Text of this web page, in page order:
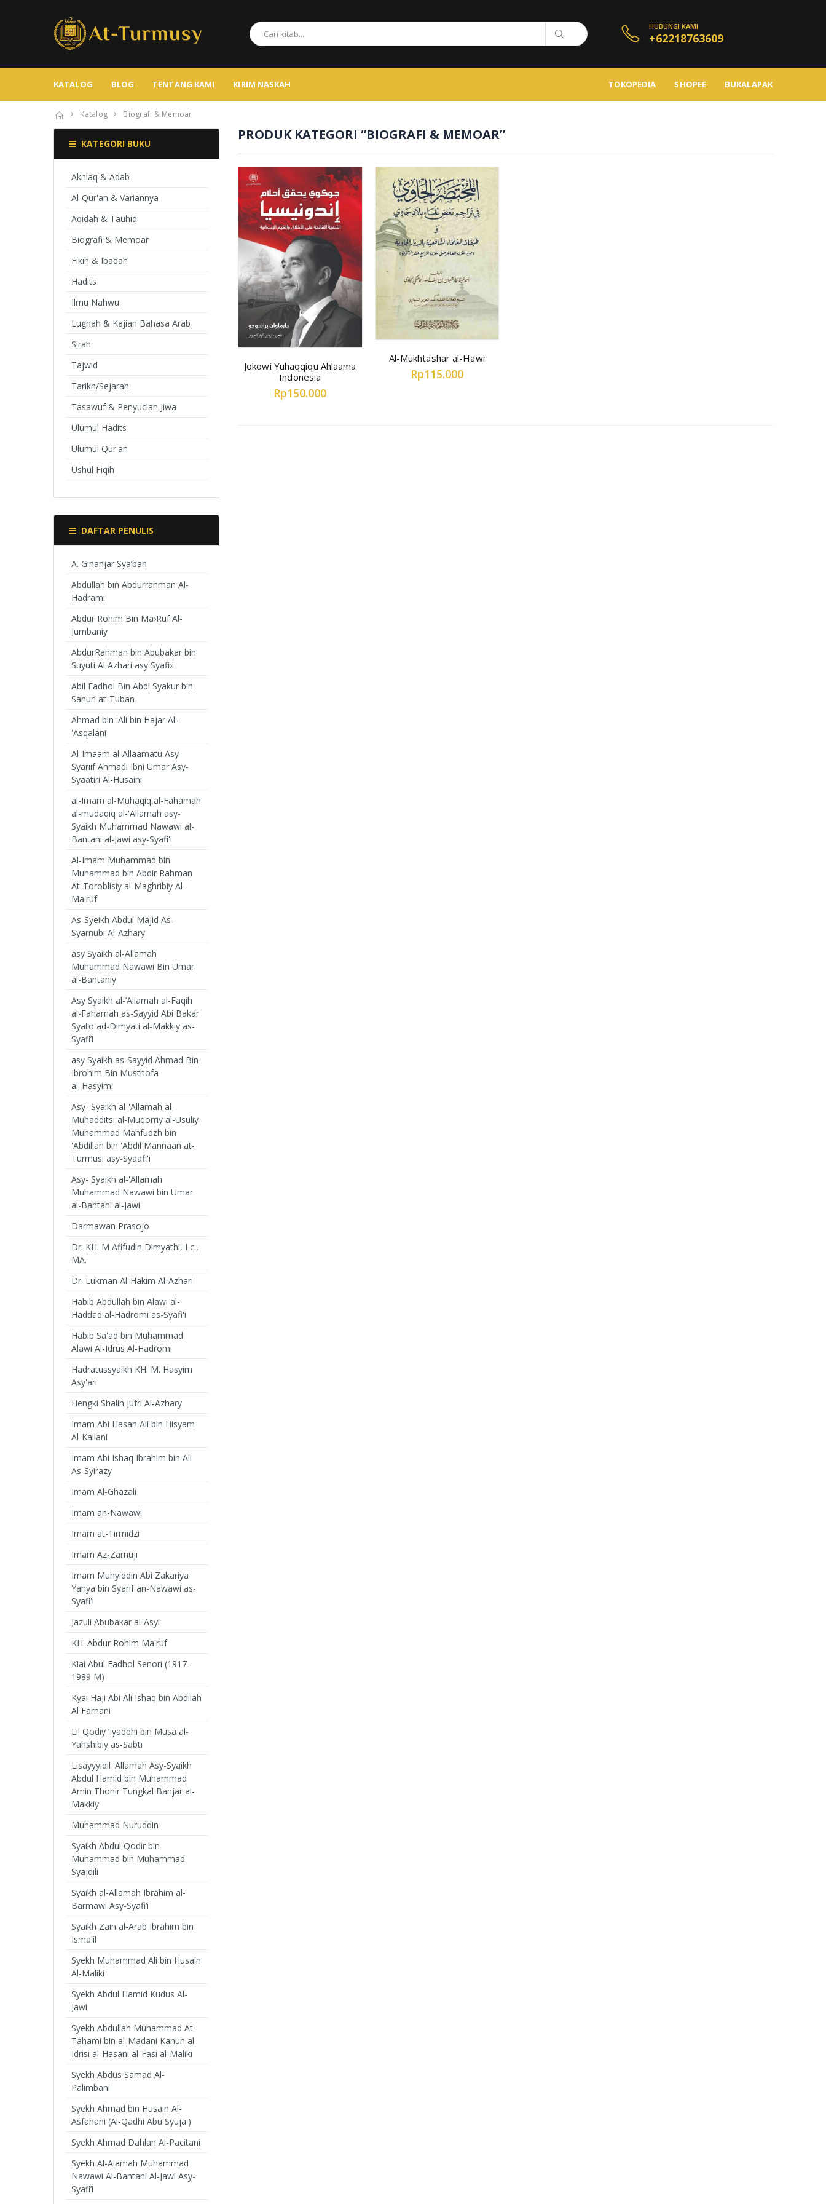
HUBUNGI KAMI
+62218763609
KATALOG BLOG TENTANG KAMI KIRIM NASKAH BUKALAPAK
SHOPEE
TOKOPEDIA
Katalog Biografi & Memoar
PRODUK KATEGORI “BIOGRAFI & MEMOAR”
Jokowi Yuhaqqiqu Ahlaama
Indonesia
Rp150.000
Al-Mukhtashar al-Hawi
Rp115.000
KATEGORI BUKU
Akhlaq & Adab
Al-Qur'an & Variannya
Aqidah & Tauhid
Biografi & Memoar
Fikih & Ibadah
Hadits
Ilmu Nahwu
Lughah & Kajian Bahasa Arab
Sirah
Tajwid
Tarikh/Sejarah
Tasawuf & Penyucian Jiwa
Ulumul Hadits
Ulumul Qur'an
Ushul Fiqih
DAFTAR PENULIS
A. Ginanjar Sya’ban
Abdullah bin Abdurrahman Al-
Hadrami
Abdur Rohim Bin Ma›Ruf Al-
Jumbaniy
AbdurRahman bin Abubakar bin
Suyuti Al Azhari asy Syafi›i
Abil Fadhol Bin Abdi Syakur bin
Sanuri at-Tuban
Ahmad bin 'Ali bin Hajar Al-
'Asqalani
Al-Imaam al-Allaamatu Asy-
Syariif Ahmadi Ibni Umar Asy-
Syaatiri Al-Husaini
al-Imam al-Muhaqiq al-Fahamah
al-mudaqiq al-'Allamah asy-
Syaikh Muhammad Nawawi al-
Bantani al-Jawi asy-Syafi'i
Al-Imam Muhammad bin
Muhammad bin Abdir Rahman
At-Toroblisiy al-Maghribiy Al-
Ma'ruf
As-Syeikh Abdul Majid As-
Syarnubi Al-Azhary
asy Syaikh al-Allamah
Muhammad Nawawi Bin Umar
al-Bantaniy
Asy Syaikh al-’Allamah al-Faqih
al-Fahamah as-Sayyid Abi Bakar
Syato ad-Dimyati al-Makkiy as-
Syafi’i
asy Syaikh as-Sayyid Ahmad Bin
Ibrohim Bin Musthofa
al_Hasyimi
Asy- Syaikh al-'Allamah al-
Muhadditsi al-Muqorriy al-Usuliy
Muhammad Mahfudzh bin
'Abdillah bin 'Abdil Mannaan at-
Turmusi asy-Syaafi'i
Asy- Syaikh al-'Allamah
Muhammad Nawawi bin Umar
al-Bantani al-Jawi
Darmawan Prasojo
Dr. KH. M Afifudin Dimyathi, Lc.,
MA.
Dr. Lukman Al-Hakim Al-Azhari
Habib Abdullah bin Alawi al-
Haddad al-Hadromi as-Syafi'i
Habib Sa'ad bin Muhammad
Alawi Al-Idrus Al-Hadromi
Hadratussyaikh KH. M. Hasyim
Asy'ari
Hengki Shalih Jufri Al-Azhary
Imam Abi Hasan Ali bin Hisyam
Al-Kailani
Imam Abi Ishaq Ibrahim bin Ali
As-Syirazy
Imam Al-Ghazali
Imam an-Nawawi
Imam at-Tirmidzi
Imam Az-Zarnuji
Imam Muhyiddin Abi Zakariya
Yahya bin Syarif an-Nawawi as-
Syafi'i
Jazuli Abubakar al-Asyi
KH. Abdur Rohim Ma'ruf
Kiai Abul Fadhol Senori (1917-
1989 M)
Kyai Haji Abi Ali Ishaq bin Abdilah
Al Farnani
Lil Qodiy ’Iyaddhi bin Musa al-
Yahshibiy as-Sabti
Lisayyyidil 'Allamah Asy-Syaikh
Abdul Hamid bin Muhammad
Amin Thohir Tungkal Banjar al-
Makkiy
Muhammad Nuruddin
Syaikh Abdul Qodir bin
Muhammad bin Muhammad
Syajdili
Syaikh al-Allamah Ibrahim al-
Barmawi Asy-Syafi’i
Syaikh Zain al-Arab Ibrahim bin
Isma'il
Syekh Muhammad Ali bin Husain
Al-Maliki
Syekh Abdul Hamid Kudus Al-
Jawi
Syekh Abdullah Muhammad At-
Tahami bin al-Madani Kanun al-
Idrisi al-Hasani al-Fasi al-Maliki
Syekh Abdus Samad Al-
Palimbani
Syekh Ahmad bin Husain Al-
Asfahani (Al-Qadhi Abu Syuja')
Syekh Ahmad Dahlan Al-Pacitani
Syekh Al-Alamah Muhammad
Nawawi Al-Bantani Al-Jawi Asy-
Syafi’i